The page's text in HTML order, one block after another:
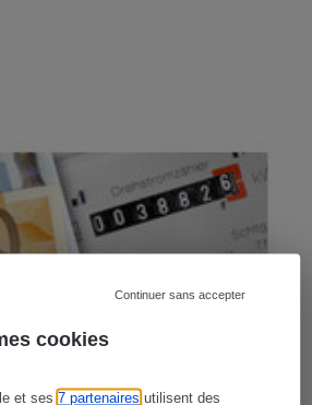
cookies
et ses7 partenaires utilisent des
Continuer sans accepter